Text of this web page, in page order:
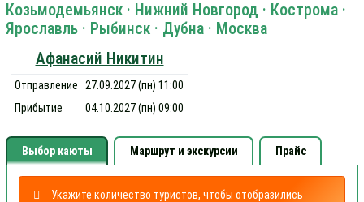
Козьмодемьянск · Нижний Новгород · Кострома ·
Ярославль · Рыбинск · Дубна · Москва
Афанасий Никитин
Отправление
27.09.2027 (пн) 11:00
Прибытие
04.10.2027 (пн) 09:00
Выбор каюты Маршрут и экскурсии Прайс
Укажите количество туристов, чтобы отобразились